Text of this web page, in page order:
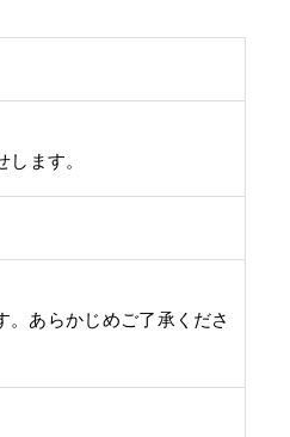
ます。
あらかじめご了承くださ